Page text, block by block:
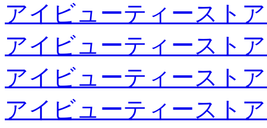
アイビューティースト
アイビューティースト
アイビューティースト
アイビューティースト